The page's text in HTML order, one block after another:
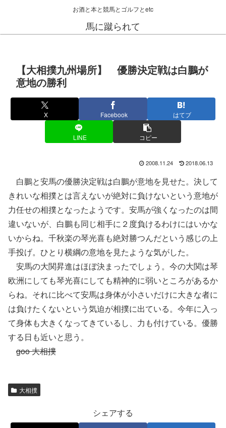
お酒と本と競馬とゴルフとetc
馬に蹴られて
【大相撲九州場所】 優勝決定戦は白鵬が
意地の勝利
X Facebook はてブ
LINE コピー
2008.11.24 2018.06.13
白鵬と安馬の優勝決定戦は白鵬が意地を見せた。決して
きれいな相撲とは言えないが絶対に負けないという意地が
力任せの相撲となったようです。安馬が強くなったのは間
違いないが、白鵬も同じ相手に２度負けるわけにはいかな
いからね。千秋楽の琴光喜も絶対勝つんだという感じの上
手投げ。ひとり横綱の意地を見たような気がした。
安馬の大関昇進はほぼ決まったでしょう。今の大関は琴
欧洲にしても琴光喜にしても精神的に弱いところがあるか
らね。それに比べて安馬は身体が小さいだけに大きな者に
は負けたくないという気迫が相撲に出ている。今年に入っ
て身体も大きくなってきているし、力も付けている。優勝
する日も近いと思う。
goo 大相撲
大相撲
シェアする